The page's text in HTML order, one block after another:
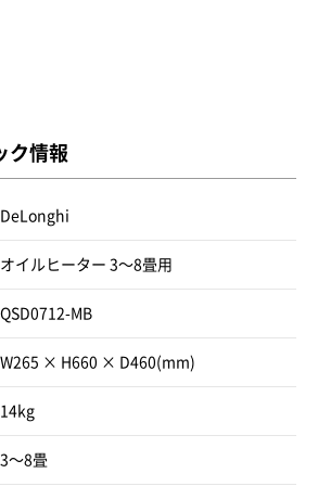
ク情報
DeLonghi
オイルヒーター 3〜8畳用
QSD0712-MB
W265 × H660 × D460(mm)
14kg
3〜8畳